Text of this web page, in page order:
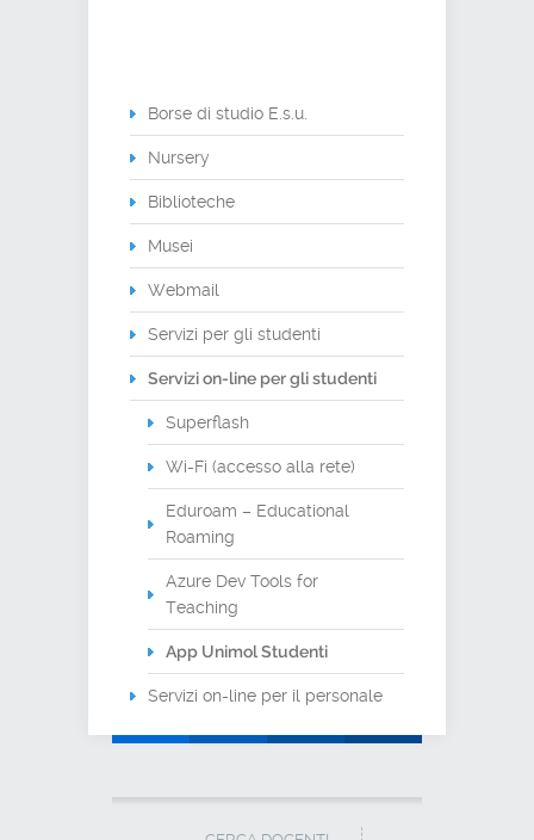
Borse di studio E.s.u.
Nursery
Biblioteche
Musei
Webmail
Servizi per gli studenti
Servizi on-line per gli studenti
Superflash
Wi-Fi (accesso alla rete)
Eduroam – Educational
Roaming
Azure Dev Tools for
Teaching
App Unimol Studenti
Servizi on-line per il personale